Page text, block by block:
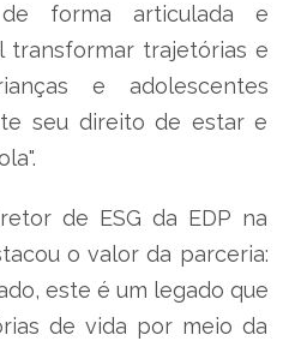
forma articulada e
transformar trajetórias e
e adolescentes
seu direito de estar e
de ESG da EDP na
o valor da parceria:
este é um legado que
de vida por meio da